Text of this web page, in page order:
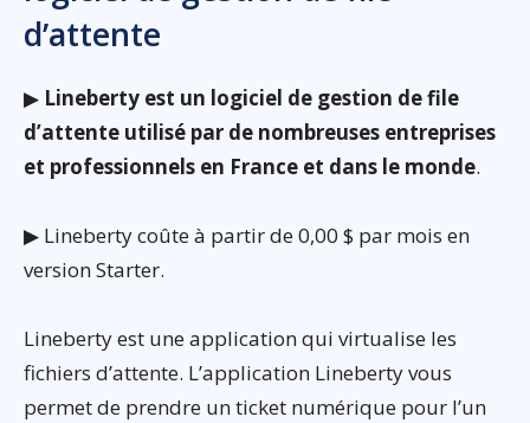
d’attente
▶ Lineberty est un logiciel de gestion de file
d’attente utilisé par de nombreuses entreprises
et professionnels en France et dans le monde.
▶ Lineberty coûte à partir de 0,00 $ par mois en
version Starter.
Lineberty est une application qui virtualise les
fichiers d’attente. L’application Lineberty vous
permet de prendre un ticket numérique pour l’un